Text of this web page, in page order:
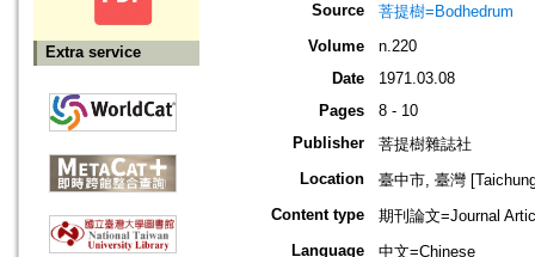
Extra service
Source
菩提樹=Bodhedrum
Volume
n.220
Date
1971.03.08
Pages
8 - 10
Publisher
菩提樹雜誌社
Location
臺中市, 臺灣
Content type
期刊論文=Journal
Language
中文=Chinese